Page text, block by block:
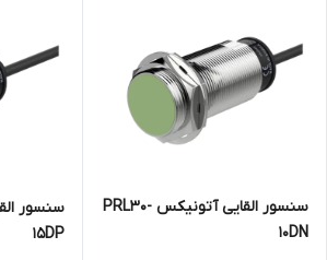
سنسور القایی آتونیکس PRL30-
10DN
15DP